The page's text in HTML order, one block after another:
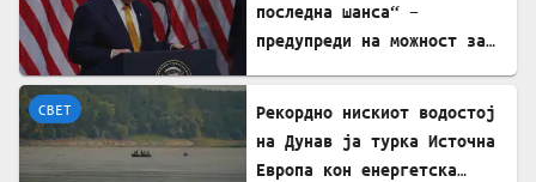
последна шанса“ –
предупреди на можност за
СВЕТ
Рекордно нискиот водостој
на Дунав ја турка Источна
Европа кон енергетска